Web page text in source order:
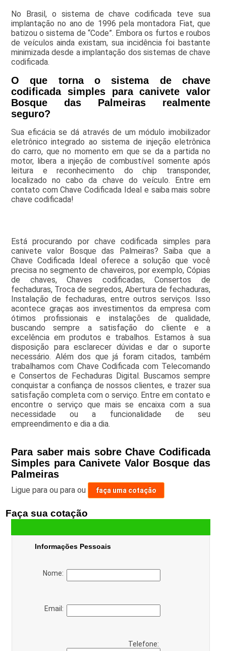
No Brasil, o sistema de chave codificada teve sua
implantação no ano de 1996 pela montadora Fiat, que
batizou o sistema de “Code”. Embora os furtos e roubos
de veículos ainda existam, sua incidência foi bastante
minimizada desde a implantação dos sistemas de chave
codificada.
O que torna o sistema de chave
codificada simples para canivete valor
Bosque das Palmeiras realmente
seguro?
Sua eficácia se dá através de um módulo imobilizador
eletrônico integrado ao sistema de injeção eletrônica
do carro, que no momento em que se da a partida no
motor, libera a injeção de combustível somente após
leitura e reconhecimento do chip transponder,
localizado no cabo da chave do veículo. Entre em
contato com Chave Codificada Ideal e saiba mais sobre
chave codificada!
Está procurando por chave codificada simples para
canivete valor Bosque das Palmeiras? Saiba que a
Chave Codificada Ideal oferece a solução que você
precisa no segmento de chaveiros, por exemplo, Cópias
de chaves, Chaves codificadas, Consertos de
fechaduras, Troca de segredos, Abertura de fechaduras,
Instalação de fechaduras, entre outros serviços. Isso
acontece graças aos investimentos da empresa com
ótimos profissionais e instalações de qualidade,
buscando sempre a satisfação do cliente e a
excelência em produtos e trabalhos. Estamos à sua
disposição para esclarecer dúvidas e dar o suporte
necessário. Além dos que já foram citados, também
trabalhamos com Chave Codificada com Telecomando
e Consertos de Fechaduras Digital. Buscamos sempre
conquistar a confiança de nossos clientes, e trazer sua
satisfação completa com o serviço. Entre em contato e
encontre o serviço que mais se encaixa com a sua
necessidade ou a funcionalidade de seu
empreendimento e dia a dia.
Para saber mais sobre Chave Codificada
Simples para Canivete Valor Bosque das
Palmeiras
Ligue para ou para ou faça uma cotação
Faça sua cotação
Informações Pessoais
Nome:
Email:
Telefone: